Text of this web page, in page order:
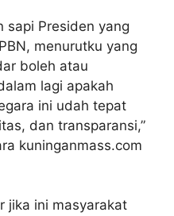
sapi Presiden yang
menurutku yang
boleh atau
lagi apakah
ini udah tepat
dan transparansi,”
kuninganmass.com
jika ini masyarakat